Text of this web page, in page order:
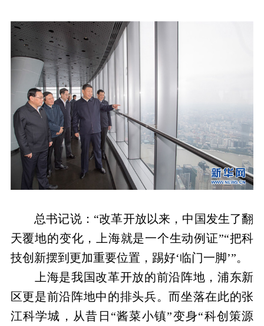
总书记说：“改革开放以来，中国发生了翻
天覆地的变化，上海就是一个生动例证”“把科
技创新摆到更加重要位置，踢好‘临门一脚’”。
上海是我国改革开放的前沿阵地，浦东新
区更是前沿阵地中的排头兵。而坐落在此的张
江科学城，从昔日“酱菜小镇”变身“科创策源